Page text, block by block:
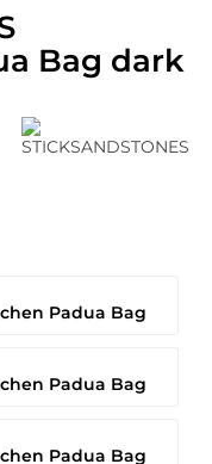
Bag dark